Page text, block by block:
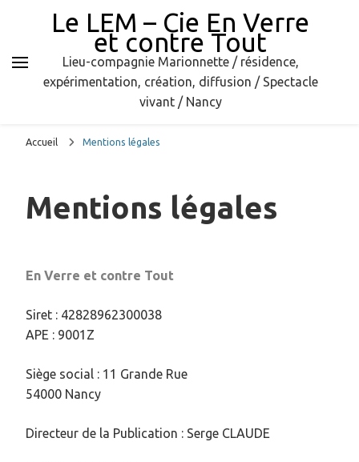
Le LEM – Cie En Verre
et contre Tout
Lieu-compagnie Marionnette / résidence,
expérimentation, création, diffusion / Spectacle
vivant / Nancy
Accueil Mentions légales
Mentions légales
En Verre et contre Tout
Siret : 42828962300038
APE : 9001Z
Siège social : 11 Grande Rue
54000 Nancy
Directeur de la Publication : Serge CLAUDE